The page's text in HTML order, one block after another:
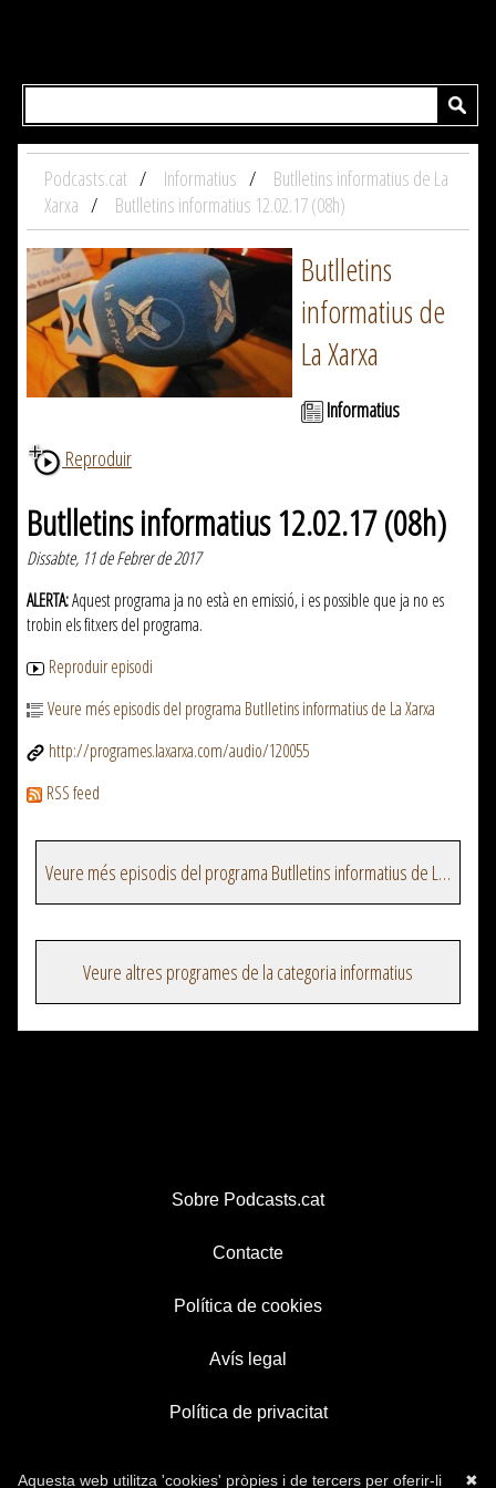
Podcasts.cat Informatius
Butlletins informatius de La
Xarxa
Butlletins informatius 12.02.17 (08h)
Butlletins
informatius de
La Xarxa
Informatius
Reproduir
Butlletins informatius 12.02.17 (08h)
Dissabte, 11 de Febrer de 2017
ALERTA:Aquest programa ja no està en emissió, i es possible que ja no es
trobin els fitxers del programa.
Reproduir episodi
Veure més episodis del programa Butlletins informatius de La Xarxa
http://programes.laxarxa.com/audio/120055
RSS feed
Veure més episodis del programa Butlletins informatius de La Xarxa
Veure altres programes de la categoria informatius
Sobre Podcasts.cat
Contacte
Política de cookies
Avís legal
Política de privacitat
✖
Aquesta web utilitza 'cookies' pròpies i de tercers per oferir-li